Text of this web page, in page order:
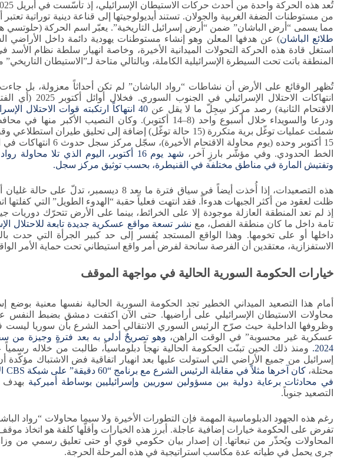
من مستوطنات الضفة الغربية والجولان. تستند أيديولوجيتها إلى قناعة دينية توراتية
مما يسمى “أرض الباشان” ضمن “أرض إسرائيل التاريخية”. يعبّر اسم الحركة (حلوتسي
طلائع الباشان) عن هدفها المعلن وهو إنشاء مستوطنات يهودية دائمة داخل الأراضي
استغل قادة هذه الحركة التحولات الميدانية الأخيرة، وخاصة انهيار سلطة نظام
المنطقة باتت تحت السيطرة الإسرائيلية الكاملة، وبالتالي متاحة لـ”الاستيطان
تُظهر الوقائع على الأرض أن نشاطات “رواد الباشان” لم تكن أحداثاً معزولة، بل
انتهاكات الاحتلال
الاقتحام الثانية) رصد مركز سِجِلّ ما لا يقل عن40 انتهاكاً ارتكبته قوات الاحتلال الإسرائيلي
شملت عمليات توغّل برية متكررة (15 حالة توغّل) إضافة إلى تحليق
15 أكتوبر وحده (يوم محاولة
الخط الحدودي. وفي مؤشّر بارزٍ آخر،
شهد يوم 16 أكتوبر، اليوم الذي تلا
وتفتيش المارة في مناطق مختلفة في القنيطرة، بحسب توثيق مركز سجل.
هذه التصعيدات، إذا أُخذت أيضاً في سياق فترة ما بعد 8
إذ لم تعد المنطقة العازلة موجودة إلا على الخرائط، بينما على الأرض تتحرّك دوريات
تامة داخل ما كان منطقة الفصل، مع نشر تسعة مواقع عسكرية جديدة تابعة للاحتلال
داخلها أو على تخومها. وهذا الواقع المستجد يُفسر إلى حد كبير الجرأة التي حدت
الاستفزازية، معتقدين أن الفرصة سانحة لفرض أمر واقع استيطاني تحت حماية الأمر
خيارات الحكومة السورية الحالية في مواجهة الموقف
أمام هذا التصعيد الميداني الخطير تجد الحكومة السورية الحالية نفسها معنية بوضع
محاولات الاستيطان الإسرائيلي على أراضيها. حتى الآن اكتفت دمشق بضبط النفس
وظروفها الداخلية حيث صرّح الرئيس السوري الانتقالي أحمد الشرع بأن سوريا
عسكرية غير محسوبة” في الوقت الراهن، وهو تصريحٌ أدلى به بعد فترةٍ وجيزة من
2024.
ومنذ ذلك الحين تبنّت الحكومة الحالية نهجاً دبلوماسياً، طالبت من خلاله رسمياً
إسرائيل من جميع الأراضي التي استولت عليها بعد انهيار اتفاقية فض الاشتباك مؤكّدة
محتلة، كان آخرها مثلاً في مقابلة الرئيس الشرع مع برنامج “60 دقيقة” على شبكة CBS الأمريكية
في محادثات برعاية دولية بين مسؤولين سوريين وإسرائيليين بوساطة أميركية بهدف
التصعيد جنوباً.
رغم هذه الجهود الدبلوماسية المهمة فإن التطورات الأخيرة ولا سيما محاولات “رواد
تفرض على الحكومة خيارات إضافية عاجلة. أبرز هذه الخيارات وأقلّها كلفة هو اتخاذ
المحاولات ويُحذّر من تبعاتها. إن إصدار بيان حكومي قوي أو حتى تعليق رسمي من
جرى يحمل في طياته عدة مكاسب استراتيجية في هذه المرحلة الحرجة.